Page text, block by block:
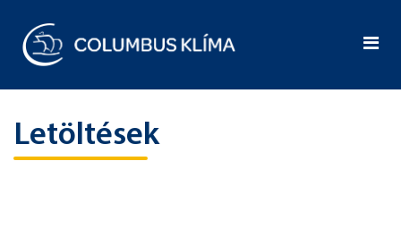
Letöltések